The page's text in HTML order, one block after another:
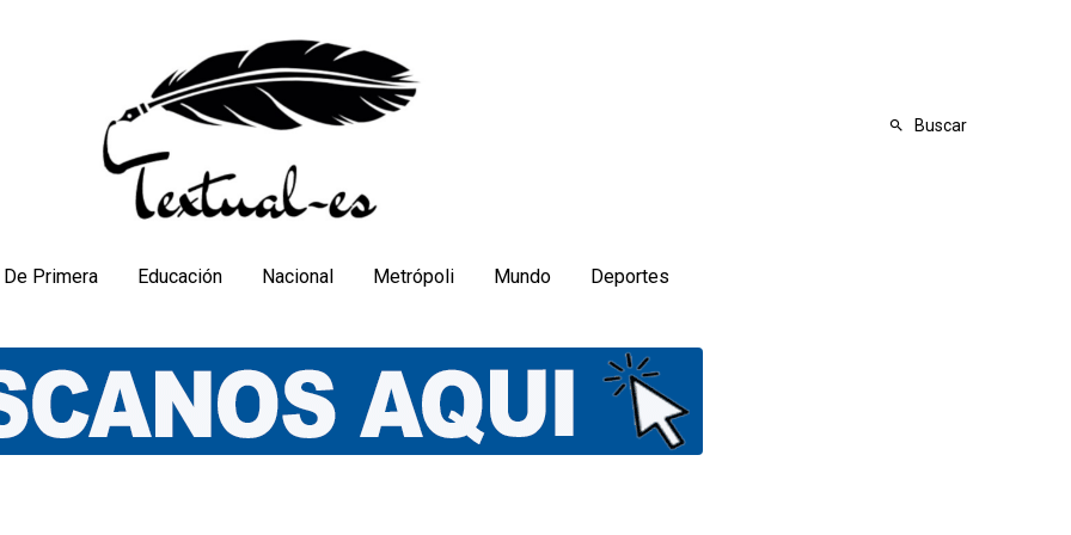
Buscar
De Primera Educación Nacional Metrópoli Mundo Deportes